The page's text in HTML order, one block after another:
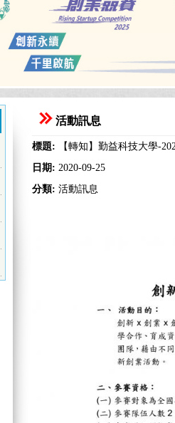
活動訊息
標題: 【轉知】勤益科技大學-
日期: 2020-09-25
分類: 活動訊息